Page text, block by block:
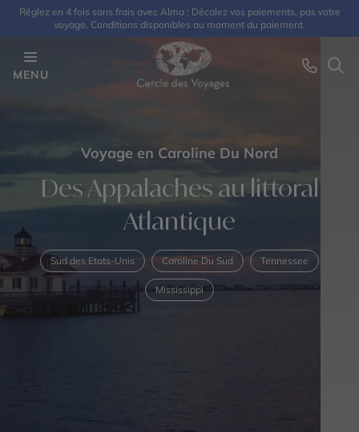
Réglez en 4 fois sans frais avec Alma : Décalez vos paiements, pas votre
voyage. Conditions disponibles au moment du paiement.
MENU
Voyage en Caroline Du Nord
Des Appalaches au littoral
Atlantique
Sud des Etats-Unis Caroline Du Sud Tennessee
Mississippi